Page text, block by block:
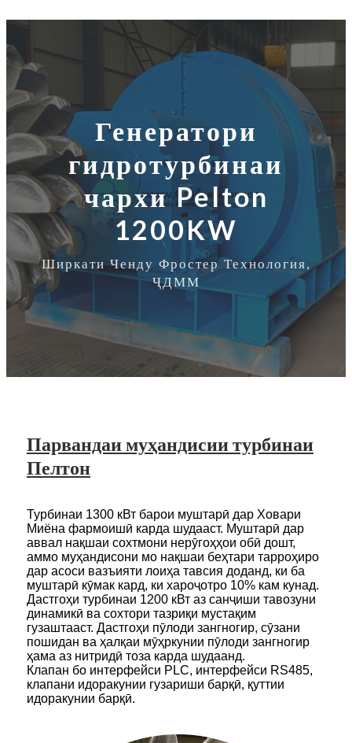
Генератори
гидротурбинаи
чархи Pelton
1200KW
Ширкати Ченду Фростер Технология,
ҶДММ
Парвандаи муҳандисии турбинаи
Пелтон
Турбинаи 1300 кВт барои муштарӣ дар Ховари
Миёна фармоишӣ карда шудааст. Муштарӣ дар
аввал нақшаи сохтмони нерӯгоҳҳои обӣ дошт,
аммо муҳандисони мо нақшаи беҳтари тарроҳиро
дар асоси вазъияти лоиҳа тавсия доданд, ки ба
муштарӣ кӯмак кард, ки хароҷотро 10% кам кунад.
Дастгоҳи турбинаи 1200 кВт аз санҷиши тавозуни
динамикӣ ва сохтори тазриқи мустақим
гузаштааст. Дастгоҳи пӯлоди зангногир, сӯзани
пошидан ва ҳалқаи мӯҳркунии пӯлоди зангногир
ҳама аз нитридӣ тоза карда шудаанд.
Клапан бо интерфейси PLC, интерфейси RS485,
клапани идоракунии гузариши барқӣ, қуттии
идоракунии барқӣ.